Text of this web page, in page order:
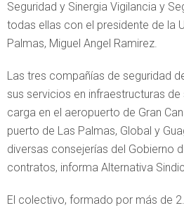
Seguridad y Sinergia Vigilancia y
todas ellas con el presidente de la
Palmas, Miguel Angel Ramirez.
Las tres compañías de seguridad
sus servicios en infraestructuras
carga en el aeropuerto de Gran
puerto de Las Palmas, Global y
diversas consejerías del Gobierno
contratos, informa Alternativa
El colectivo, formado por más de